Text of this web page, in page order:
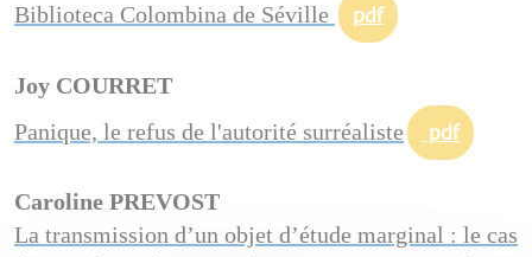
Biblioteca Colombina de Séville
pdf
Joy COURRET
Panique, le refus de l'autorité surréaliste
pdf
Caroline PREVOST
La transmission d’un objet d’étude marginal : le cas